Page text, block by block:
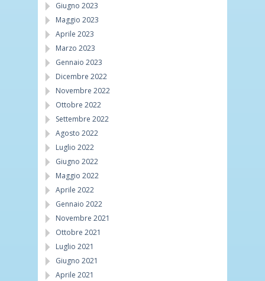
Giugno 2023
Maggio 2023
Aprile 2023
Marzo 2023
Gennaio 2023
Dicembre 2022
Novembre 2022
Ottobre 2022
Settembre 2022
Agosto 2022
Luglio 2022
Giugno 2022
Maggio 2022
Aprile 2022
Gennaio 2022
Novembre 2021
Ottobre 2021
Luglio 2021
Giugno 2021
Aprile 2021